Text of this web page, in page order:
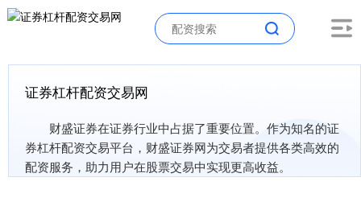
证券杠杆配资交易网
财盛证券在证券行业中占据了重要位置。作为知名的证
券杠杆配资交易平台，财盛证券网为交易者提供各类高效的
配资服务，助力用户在股票交易中实现更高收益。